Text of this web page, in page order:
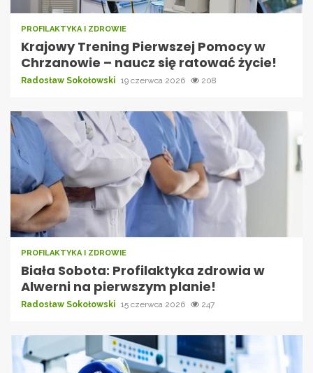
PROFILAKTYKA I ZDROWIE
Krajowy Trening Pierwszej Pomocy w
Chrzanowie – naucz się ratować życie!
Radosław Sokołowski 19 czerwca 2026 208
PROFILAKTYKA I ZDROWIE
Biała Sobota: Profilaktyka zdrowia w
Alwerni na pierwszym planie!
Radosław Sokołowski 15 czerwca 2026 247